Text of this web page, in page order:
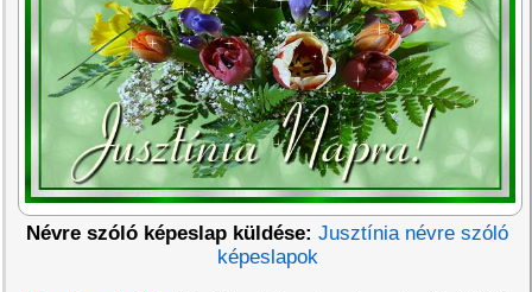
Névre szóló képeslap küldése: Jusztínia névre szóló
képeslapok